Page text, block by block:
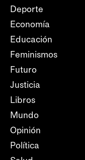
Deporte
Economía
Educación
Feminismos
Futuro
Justicia
Libros
Mundo
Opinión
Política